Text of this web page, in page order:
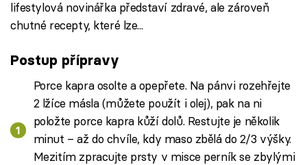
lifestylová novinářka představí zdravé, ale zároveň
chutné recepty, které lze...
Postup přípravy
Porce kapra osolte a opepřete. Na pánvi rozehřejte
2 lžíce másla (můžete použít i olej), pak na ni
položte porce kapra kůží dolů. Restujte je několik
minut – až do chvíle, kdy maso zbělá do 2/3 výšky.
Mezitím zpracujte prsty v misce perník se zbylými